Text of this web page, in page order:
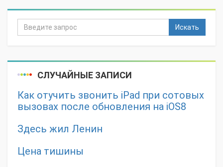
Искать
СЛУЧАЙНЫЕ ЗАПИСИ
Как отучить звонить iPad при сотовых
вызовах после обновления на iOS8
Здесь жил Ленин
Цена тишины